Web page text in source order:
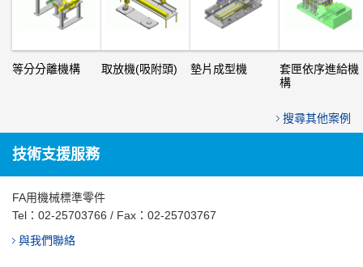
等分分離機構 取放機(吸附頭) 墊片成型機
套匣依序進給機
構
搜尋其他案例
技術支援服務
FA用機械標準零件
Tel： 02-25703766 / Fax：02-25703767
與我們聯絡